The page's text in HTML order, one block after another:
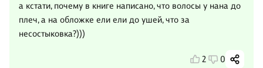
а кстати, почему в книге написано, что волосы у нана до
плеч, а на обложке ели ели до ушей, что за
несостыковка?)))
2 0